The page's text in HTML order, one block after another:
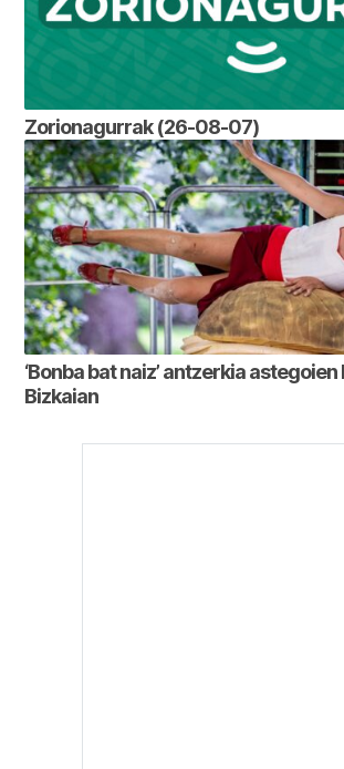
Zorionagurrak (26-08-07)
‘Bonba bat naiz’ antzerkia
Bizkaian